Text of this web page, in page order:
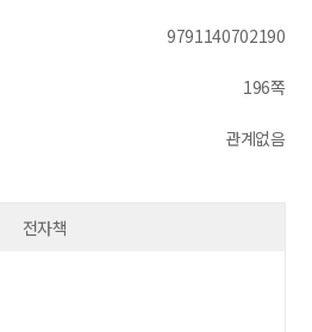
9791140702190
196쪽
관계없음
전자책